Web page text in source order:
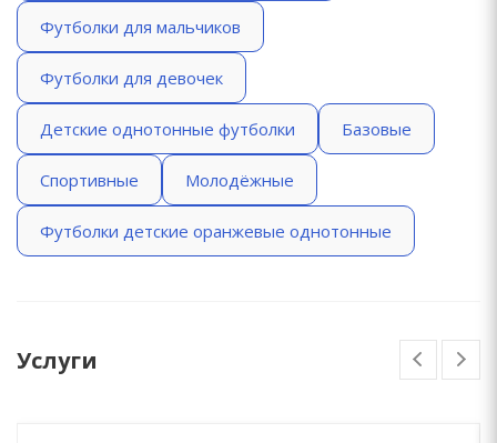
Футболки для мальчиков
Футболки для девочек
Детские однотонные футболки Базовые
Спортивные Молодёжные
Футболки детские оранжевые однотонные
Услуги